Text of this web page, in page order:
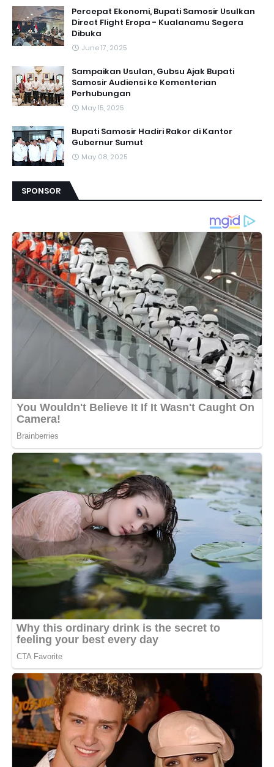
Percepat Ekonomi, Bupati Samosir Usulkan
Direct Flight Eropa - Kualanamu Segera
Dibuka
June 17, 2025
Sampaikan Usulan, Gubsu Ajak Bupati
Samosir Audiensi ke Kementerian
Perhubungan
May 15, 2025
Bupati Samosir Hadiri Rakor di Kantor
Gubernur Sumut
May 08, 2025
SPONSOR